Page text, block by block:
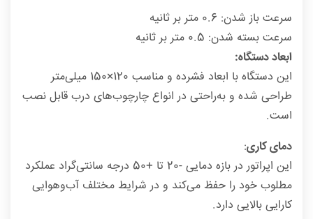
سرعت باز شدن: 0.6 متر بر ثانیه
سرعت بسته شدن: 0.5 متر بر ثانیه
ابعاد دستگاه:
این دستگاه با ابعاد فشرده و مناسب 120×150 میلی‌متر
طراحی شده و به‌راحتی در انواع چارچوب‌های درب قابل نصب
است.
دمای کاری:
این اپراتور در بازه دمایی -20 تا +50 درجه سانتی‌گراد عملکرد
مطلوب خود را حفظ می‌کند و در شرایط مختلف آب‌وهوایی
کارایی بالایی دارد.